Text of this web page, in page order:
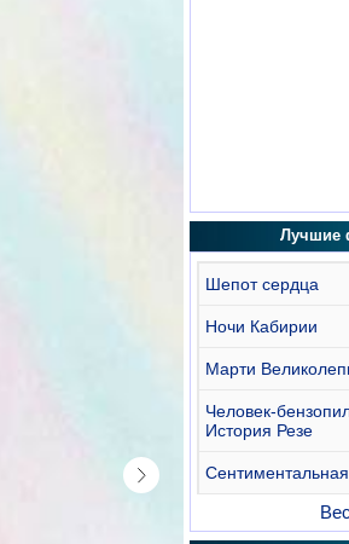
Лучшие
Шепот сердца
Ночи Кабирии
Марти
Человек-
История Резе